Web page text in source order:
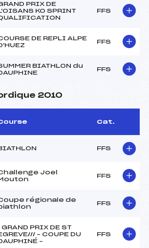
PRIX DE
KO SPRINT
FFS
DE REPLI ALPE
FFS
BIATHLON du
FFS
2010
Cat.
FFS
Joel
FFS
régionale de
FFS
GRAND PRIX DE ST
– COUPE DU
–
FFS